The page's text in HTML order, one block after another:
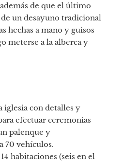
de que el último
un desayuno tradicional
hechas a mano y guisos
meterse a la alberca y
iglesia con detalles y
efectuar ceremonias
palenque y
70 vehículos.
habitaciones (seis en el